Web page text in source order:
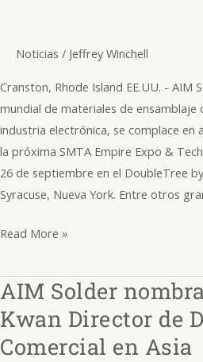
Noticias / Jeffrey Winchell
Cranston, Rhode Island EE.UU. - AIM
mundial de materiales de ensamblaje
industria electrónica, se complace en
la próxima SMTA Empire Expo &
26 de septiembre en el DoubleTree
Syracuse, Nueva York. Entre otros
NC259FPA
Clean
en
SMTA
Empire
Expo
&
Forum
Read More »
AIM Solder
Kwan Director de
Comercial en Asia
AIM
Solder
nombra
a